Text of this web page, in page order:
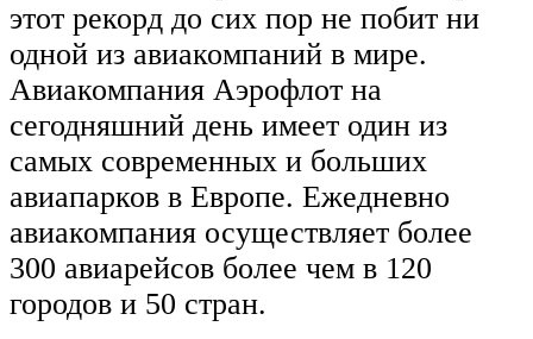
этот рекорд до сих пор не побит ни
одной из авиакомпаний в мире.
Авиакомпания Аэрофлот на
сегодняшний день имеет один из
самых современных и больших
авиапарков в Европе. Ежедневно
авиакомпания осуществляет более
300 авиарейсов более чем в 120
городов и 50 стран.